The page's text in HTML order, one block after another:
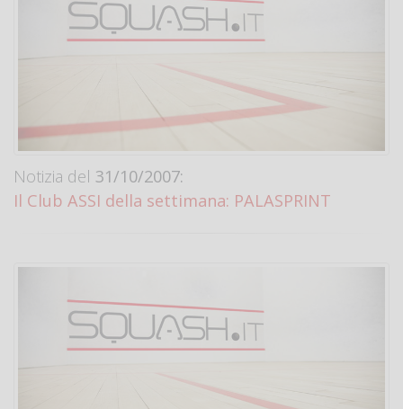
Notizia del 31/10/2007:
Il Club ASSI della settimana: PALASPRINT